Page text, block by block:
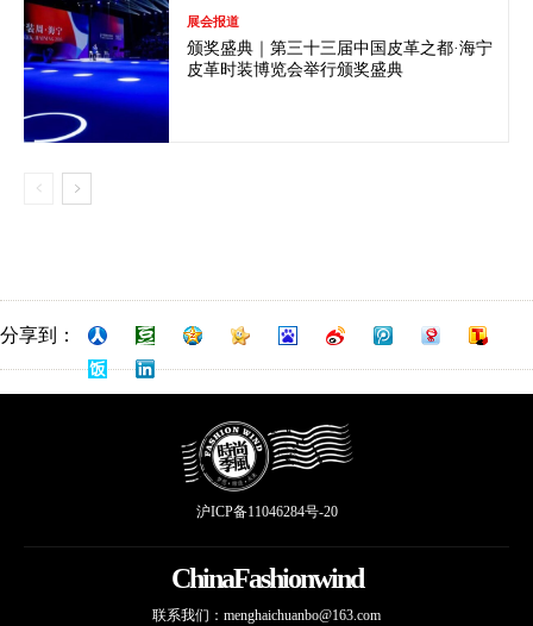
展会报道
颁奖盛典｜第三十三届中国皮革之都·海宁
皮革时装博览会举行颁奖盛典
分享到：
沪ICP备11046284号-20
ChinaFashionwind
联系我们： menghaichuanbo@163.com